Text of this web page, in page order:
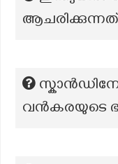
വൻകരയുടെ